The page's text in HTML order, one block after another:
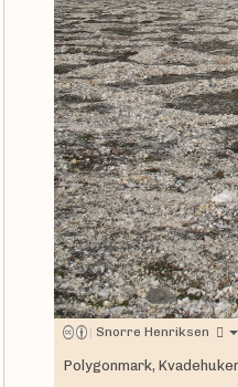
| Snorre Henriksen
Polygonmark,